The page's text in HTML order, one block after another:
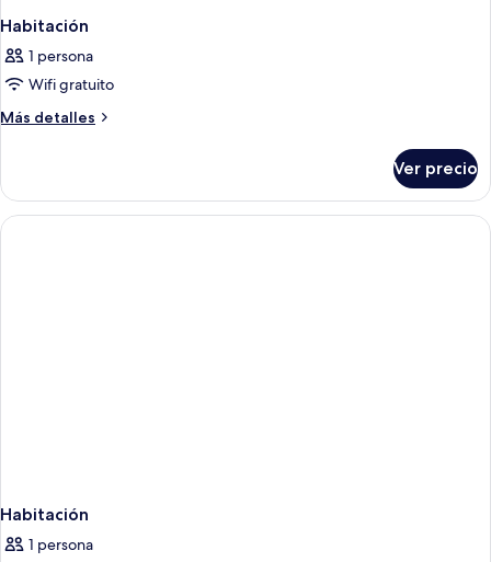
Habitación
1 persona
Wifi gratuito
Más detalles
Más
Ver precio
Habitación
1 persona